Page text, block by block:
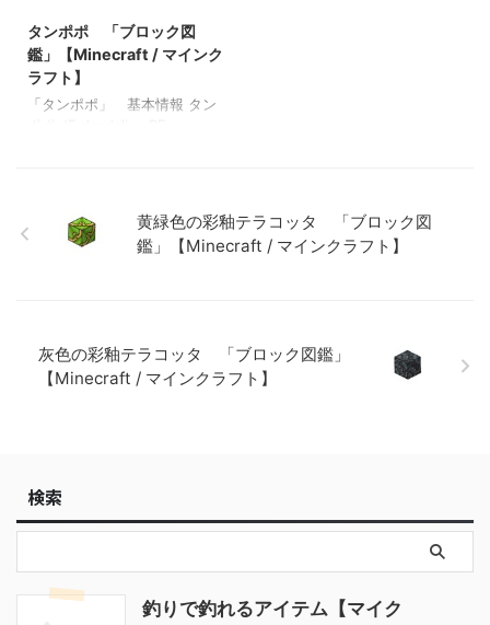
【Minecraft / マインクラフ
ト】 粘着ピストン 「ブロッ
ク図鑑」【Minecraft / マイン
クラフト】
タンポポ 「ブロック図
鑑」【Minecraft / マインク
ラフト】
「タンポポ」 基本情報 タン
ク図鑑」【Minecraft / マイン
クラフト】 砂利 「ブロック
ト】 粘着ピストン 「ブロッ
ク図鑑」【Minecraft / マイン
黄緑色の彩釉テラコッタ 「ブロック図
鑑」【Minecraft / マインクラフト】
灰色の彩釉テラコッタ 「ブロック図鑑」
【Minecraft / マインクラフト】
検索
釣りで釣れるアイテム【マイク